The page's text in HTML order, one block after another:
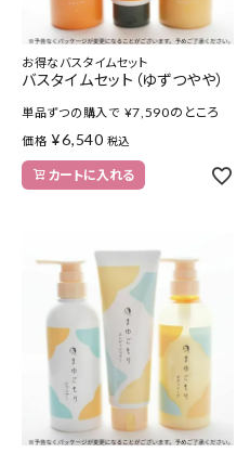
ご利用ガイド
店舗情報
お得なバスタイムセット
バスタイムセット（ゆずつやや）
単品ずつの購入で ¥7,590のところ
価格 ¥6,540 税込
カートに入れる